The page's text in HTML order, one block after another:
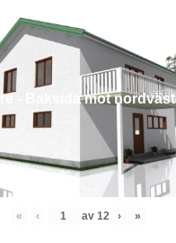
- Baksida mot nordväst
« ‹ av 12 › »